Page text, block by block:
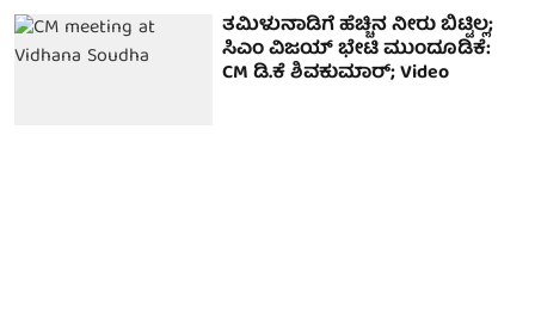
ತಮಿಳುನಾಡಿಗೆ ಹೆಚ್ಚಿನ ನೀರು ಬಿಟ್ಟಿಲ್ಲ;
ಸಿಎಂ ವಿಜಯ್ ಭೇಟಿ ಮುಂದೂಡಿಕೆ:
CM ಡಿ.ಕೆ ಶಿವಕುಮಾರ್; Video